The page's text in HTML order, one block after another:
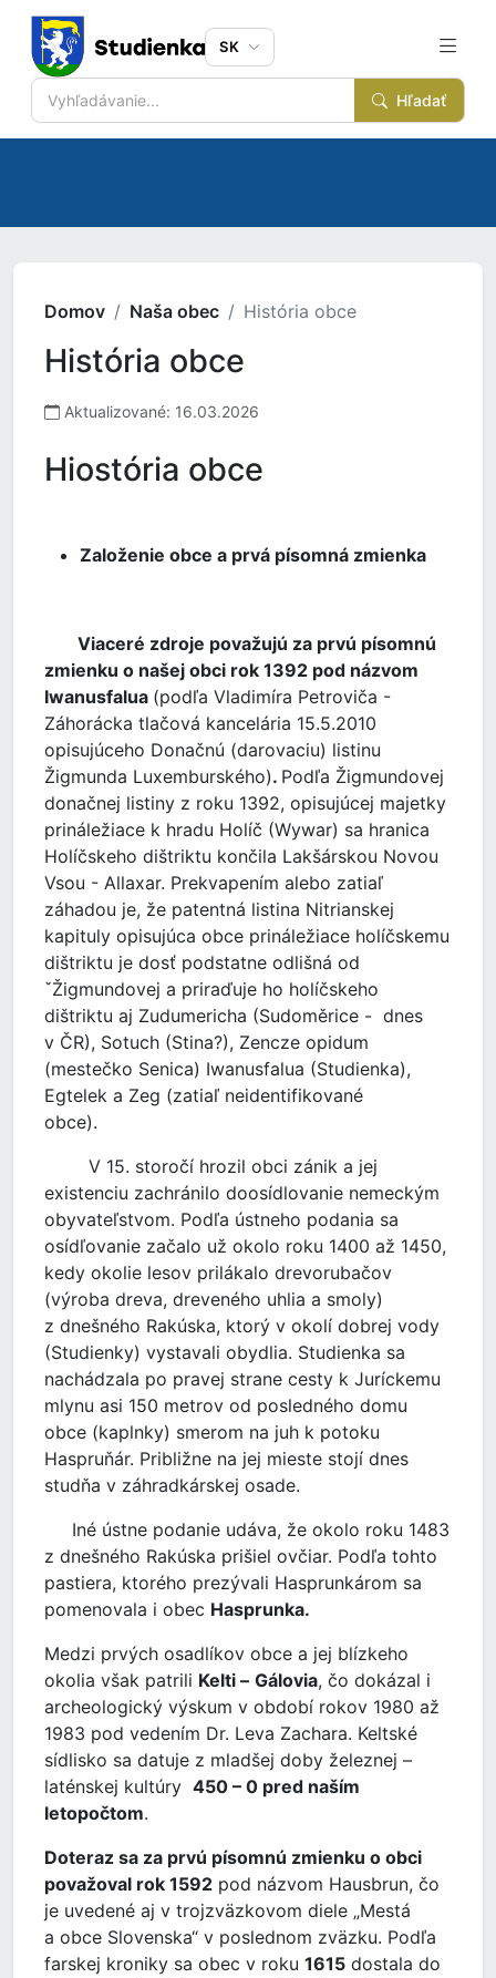
Hľadať
SK
Domov Naša obec História obce
História obce
Aktualizované: 16.03.2026
Hiostória obce
Založenie obce a prvá písomná zmienka
Viaceré zdroje považujú za prvú písomnú
zmienku o našej obci rok 1392 pod názvom
Iwanusfalua (podľa Vladimíra Petroviča -
Záhorácka tlačová kancelária 15.5.2010
opisujúceho Donačnú (darovaciu) listinu
Žigmunda Luxemburského). Podľa Žigmundovej
donačnej listiny z roku 1392, opisujúcej majetky
prináležiace k hradu Holíč (Wywar) sa hranica
Holíčskeho dištriktu končila Lakšárskou Novou
Vsou - Allaxar. Prekvapením alebo zatiaľ
záhadou je, že patentná listina Nitrianskej
kapituly opisujúca obce prináležiace holíčskemu
dištriktu je dosť podstatne odlišná od
ˇŽigmundovej a priraďuje ho holíčskeho
dištriktu aj Zudumericha (Sudoměrice - dnes
v ČR), Sotuch (Stina?), Zencze opidum
(mestečko Senica) Iwanusfalua (Studienka),
Egtelek a Zeg (zatiaľ neidentifikované
obce).
V 15. storočí hrozil obci zánik a jej
existenciu zachránilo doosídlovanie nemeckým
obyvateľstvom. Podľa ústneho podania sa
osídľovanie začalo už okolo roku 1400 až 1450,
kedy okolie lesov prilákalo drevorubačov
(výroba dreva, dreveného uhlia a smoly)
z dnešného Rakúska, ktorý v okolí dobrej vody
(Studienky) vystavali obydlia. Studienka sa
nachádzala po pravej strane cesty k Juríckemu
mlynu asi 150 metrov od posledného domu
obce (kaplnky) smerom na juh k potoku
Haspruňár. Približne na jej mieste stojí dnes
studňa v záhradkárskej osade.
Iné ústne podanie udáva, že okolo roku 1483
z dnešného Rakúska prišiel ovčiar. Podľa tohto
pastiera, ktorého prezývali Hasprunkárom sa
pomenovala i obec Hasprunka.
Medzi prvých osadlíkov obce a jej blízkeho
okolia však patrili Kelti – Gálovia, čo dokázal i
archeologický výskum v období rokov 1980 až
1983 pod vedením Dr. Leva Zachara. Keltské
sídlisko sa datuje z mladšej doby železnej –
laténskej kultúry 450 – 0 pred naším
letopočtom.
Doteraz sa za prvú písomnú zmienku o obci
považoval rok 1592 pod názvom Hausbrun, čo
je uvedené aj v trojzväzkovom diele „Mestá
a obce Slovenska“ v poslednom zväzku. Podľa
farskej kroniky sa obec v roku 1615 dostala do